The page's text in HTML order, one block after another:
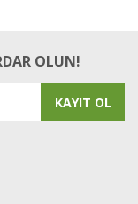
OLUN!
KAYIT OL